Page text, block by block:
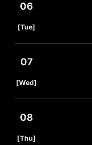
06
[Tue]
07
[Wed]
08
[Thu]